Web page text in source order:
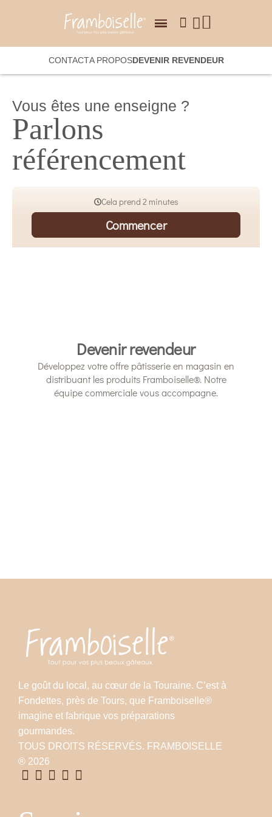
CONTACTA PROPOSDEVENIR REVENDEUR
Vous êtes une enseigne ?
Parlons
référencement
Le goût du local, au cœur de la Touraine. C’est à
Fondettes, près de Tours, que Framboiselle®
imagine et fabrique vos préparations
gourmandes.
TOUS DROITS RÉSERVÉS. FRAMBOISELLE
® 2026